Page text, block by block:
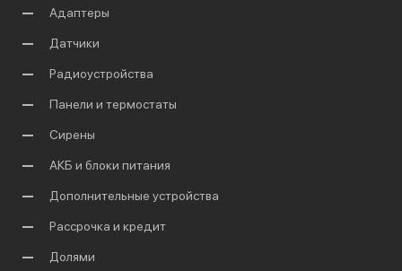
Адаптеры
Датчики
Радиоустройства
Панели и термостаты
Сирены
АКБ и блоки питания
Дополнительные устройства
Рассрочка и кредит
Долями